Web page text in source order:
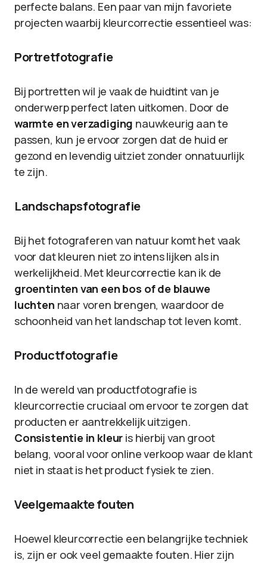
perfecte balans. Een paar van mijn favoriete
projecten waarbij kleurcorrectie essentieel was:
Portretfotografie
Bij portretten wil je vaak de huidtint van je
onderwerp perfect laten uitkomen. Door de
warmte en verzadiging nauwkeurig aan te
passen, kun je ervoor zorgen dat de huid er
gezond en levendig uitziet zonder onnatuurlijk
te zijn.
Landschapsfotografie
Bij het fotograferen van natuur komt het vaak
voor dat kleuren niet zo intens lijken als in
werkelijkheid. Met kleurcorrectie kan ik de
groentinten van een bos of de blauwe
luchten naar voren brengen, waardoor de
schoonheid van het landschap tot leven komt.
Productfotografie
In de wereld van productfotografie is
kleurcorrectie cruciaal om ervoor te zorgen dat
producten er aantrekkelijk uitzigen.
Consistentie in kleur is hierbij van groot
belang, vooral voor online verkoop waar de klant
niet in staat is het product fysiek te zien.
Veelgemaakte fouten
Hoewel kleurcorrectie een belangrijke techniek
is, zijn er ook veel gemaakte fouten. Hier zijn